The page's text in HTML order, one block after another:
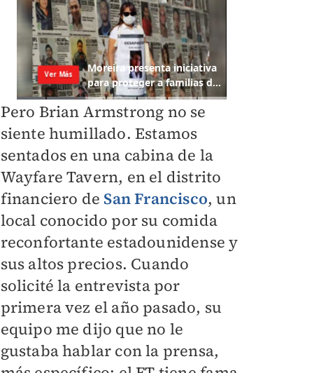
Pero Brian Armstrong no se
siente humillado. Estamos
sentados en una cabina de la
Wayfare Tavern, en el distrito
financiero de San Francisco, un
local conocido por su comida
reconfortante estadounidense y
sus altos precios. Cuando
solicité la entrevista por
primera vez el año pasado, su
equipo me dijo que no le
gustaba hablar con la prensa,